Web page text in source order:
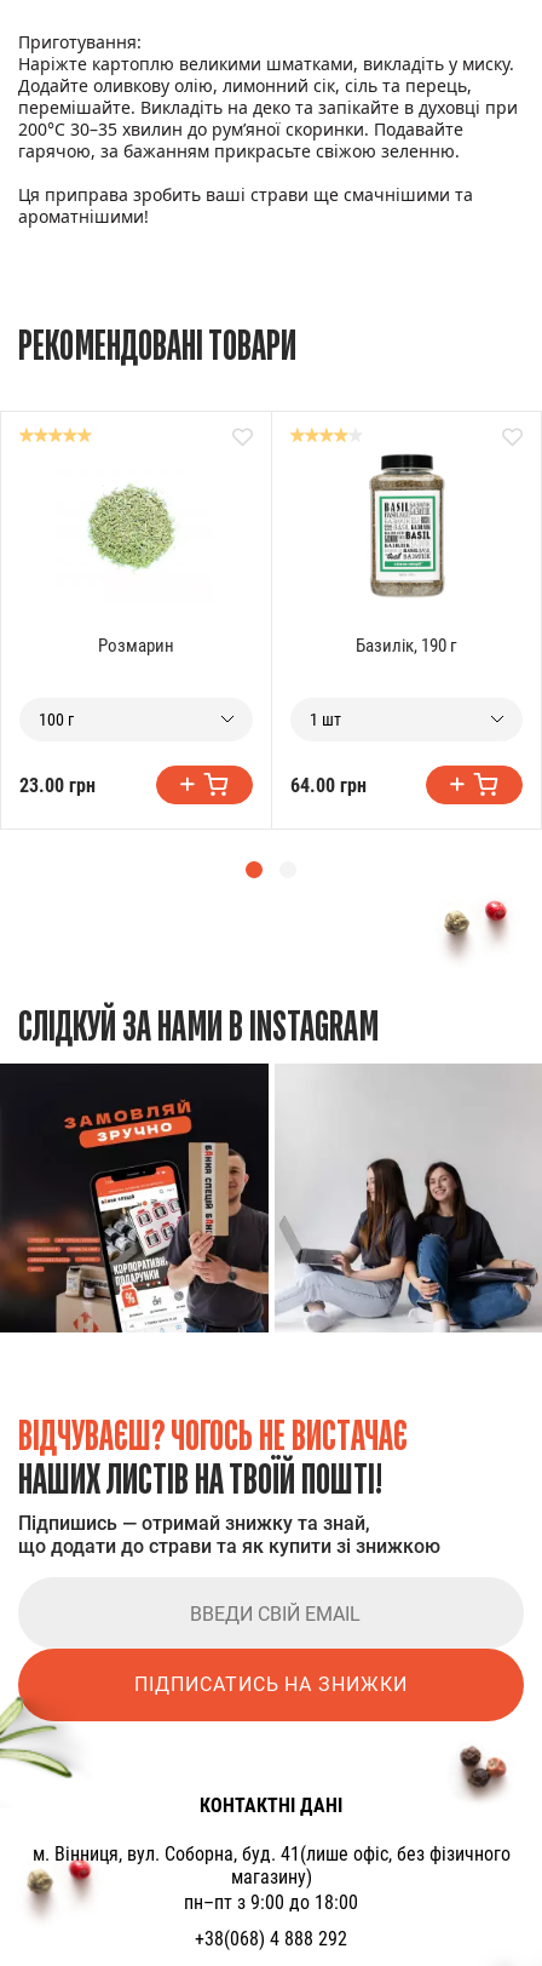
Приготування:
Наріжте картоплю великими шматками, викладіть у миску.
Додайте оливкову олію, лимонний сік, сіль та перець,
перемішайте. Викладіть на деко та запікайте в духовці при
200°C 30–35 хвилин до рум’яної скоринки. Подавайте
гарячою, за бажанням прикрасьте свіжою зеленню.
Ця приправа зробить ваші страви ще смачнішими та
ароматнішими!
РЕКОМЕНДОВАНІ ТОВАРИ
Розмарин
100 г
23.00 грн
Базилік, 190 г
1 шт
64.00 грн
СЛІДКУЙ ЗА НАМИ В INSTAGRAM
ВІДЧУВАЄШ? ЧОГОСЬ НЕ ВИСТАЧАЄ
НАШИХ ЛИСТІВ НА ТВОЇЙ ПОШТІ!
Підпишись — отримай знижку та знай,
що додати до страви та як купити зі знижкою
ПІДПИСАТИСЬ НА ЗНИЖКИ
КОНТАКТНІ ДАНІ
м. Вінниця, вул. Соборна, буд. 41(лише офіс, без фізичного
магазину)
пн–пт з 9:00 до 18:00
+38(068) 4 888 292